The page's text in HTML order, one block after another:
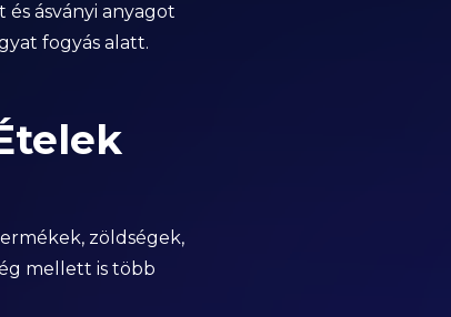
ásványi anyagot
fogyás alatt.
zöldségek,
mellett is több